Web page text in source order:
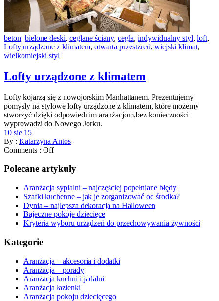
beton, bielone deski, ceglane ściany, cegła, indywidualny styl, loft,
Lofty urządzone z klimatem, otwarta przestzreń, wiejski klimat,
wielkomiejski styl
Lofty urządzone z klimatem
Lofty kojarzą się z nowojorskim Manhattanem. Prezentujemy
pomysły na stylowe lofty urządzone z klimatem, które możemy
stworzyć dzięki odpowiednim aranżacjom,bez konieczności
wyprowadzi do Nowego Jorku.
10 sie 15
By : Katarzyna Antos
Comments : Off
Polecane artykuły
Aranżacja sypialni – najczęściej popełniane błędy
Szafki kuchenne – jak je zorganizować od środka?
Dynia – najlepsza dekoracja na Halloween
Bajeczne pokoje dziecięce
Kryteria wyboru urządzeń do przechowywania żywności
Kategorie
Aranżacja – akcesoria i dodatki
Aranżacja – porady
Aranżacja kuchni i jadalni
Aranżacja łazienki
Aranżacja pokoju dziecięcego